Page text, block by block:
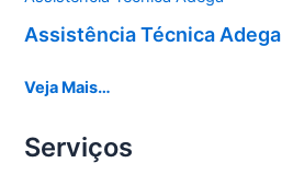
Assistência Técnica Adega
Veja Mais…
Serviços